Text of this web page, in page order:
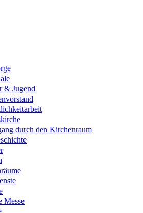
& Jugend
durch den Kirchenraum
Messe